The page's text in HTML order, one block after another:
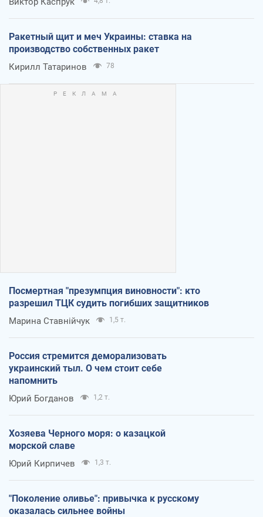
Ракетный щит и меч Украины: ставка на
производство собственных ракет
Кирилл Татаринов 78
Посмертная "презумпция виновности": кто
разрешил ТЦК судить погибших защитников
Марина Ставнійчук 1,5 т.
Россия стремится деморализовать
украинский тыл. О чем стоит себе
напомнить
Юрий Богданов 1,2 т.
Хозяева Черного моря: о казацкой
морской славе
Юрий Кирпичев 1,3 т.
"Поколение оливье": привычка к русскому
оказалась сильнее войны